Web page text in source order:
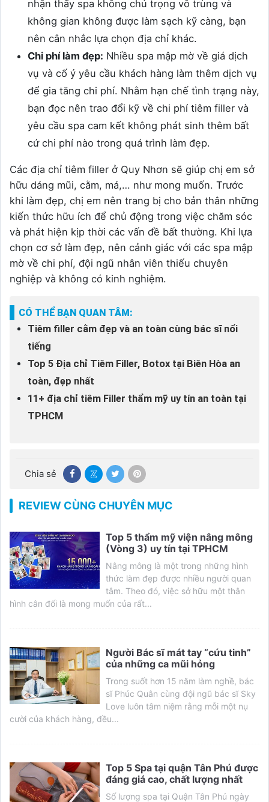
nhận thấy spa không chú trọng vô trùng và
không gian không được làm sạch kỹ càng, bạn
nên cân nhắc lựa chọn địa chỉ khác.
Chi phí làm đẹp: Nhiều spa mập mờ về giá dịch
vụ và cố ý yêu cầu khách hàng làm thêm dịch vụ
để gia tăng chi phí. Nhằm hạn chế tình trạng này,
bạn đọc nên trao đổi kỹ về chi phí tiêm filler và
yêu cầu spa cam kết không phát sinh thêm bất
cứ chi phí nào trong quá trình làm đẹp.
Các địa chỉ tiêm filler ở Quy Nhơn sẽ giúp chị em sở
hữu dáng mũi, cằm, má,… như mong muốn. Trước
khi làm đẹp, chị em nên trang bị cho bản thân những
kiến thức hữu ích để chủ động trong việc chăm sóc
và phát hiện kịp thời các vấn đề bất thường. Khi lựa
chọn cơ sở làm đẹp, nên cảnh giác với các spa mập
mờ về chi phí, đội ngũ nhân viên thiếu chuyên
nghiệp và không có kinh nghiệm.
CÓ THỂ BẠN QUAN TÂM:
Tiêm filler cằm đẹp và an toàn cùng bác sĩ nổi
tiếng
Top 5 Địa chỉ Tiêm Filler, Botox tại Biên Hòa an
toàn, đẹp nhất
11+ địa chỉ tiêm Filler thẩm mỹ uy tín an toàn tại
TPHCM
Chia sẻ
REVIEW CÙNG CHUYÊN MỤC
Top 5 thẩm mỹ viện nâng mông
(Vòng 3) uy tín tại TPHCM
Nâng mông là một trong những hình
thức làm đẹp được nhiều người quan
tâm. Theo đó, việc sở hữu một thân
hình cân đối là mong muốn của rất...
Người Bác sĩ mát tay “cứu tinh”
của những ca mũi hỏng
Trong suốt hơn 15 năm làm nghề, bác
sĩ Phúc Quân cùng đội ngũ bác sĩ Sky
Love luôn tâm niệm rằng mỗi một nụ
cười của khách hàng, đều...
Top 5 Spa tại quận Tân Phú được
đáng giá cao, chất lượng nhất
Số lượng spa tại Quận Tân Phú ngày